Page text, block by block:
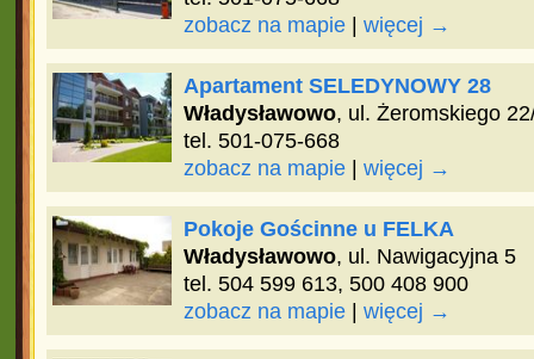
zobacz na mapie| więcej →
Apartament SELEDYNOWY 28
Władysławowo, ul. Żeromskiego
tel. 501-075-668
zobacz na mapie| więcej →
Pokoje Gościnne u FELKA
Władysławowo, ul. Nawigacyjna 5
tel. 504 599 613, 500 408 900
zobacz na mapie| więcej →